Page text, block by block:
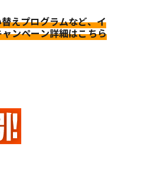
えプログラムなど、イ
ンペーン詳細はこちら